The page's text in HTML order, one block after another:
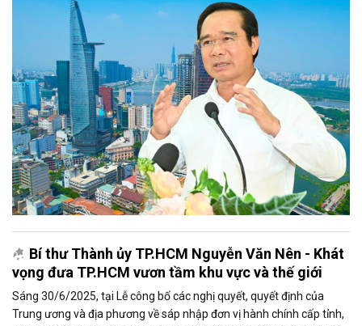
doanh nghiệp là trung tâm, ông đang từng bước dẫn dắt TP.HCM
chinh phục đỉnh cao mới trong kỷ nguyên vươn mình của đất nước.
Bí thư Thành ủy TP.HCM Nguyễn Văn Nên - Khát
vọng đưa TP.HCM vươn tầm khu vực và thế giới
Sáng 30/6/2025, tại Lễ công bố các nghị quyết, quyết định của
Trung ương và địa phương về sáp nhập đơn vị hành chính cấp tỉnh,